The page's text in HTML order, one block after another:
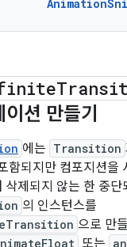
션 만들기
에는 Transition
함되지만 컴포지션을
삭제되지 않는 한 중단
의 인스턴스를
으로 만
또는